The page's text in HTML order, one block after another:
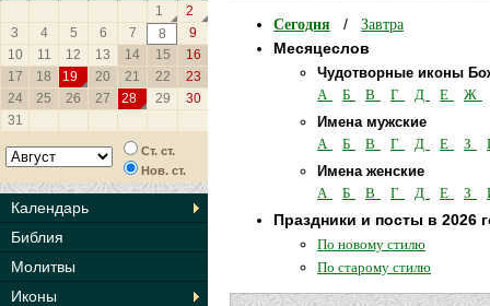
1
2
3
4 5 6 7 8
9
10
11 12 13 14 15
16
17
18 19 20 21 22
23
24
25 26 27 28 29
30
31
Ст. ст.
Нов. ст.
Календарь
Библия
Молитвы
Иконы
Сегодня / Завтра
Месяцеслов
Чудотворные иконы
А Б В Г Д Е Ж
Имена мужские
А Б В Г Д Е З
Имена женские
А Б В Г Д Е З
Праздники и посты в 2026
По новому стилю
По старому стилю